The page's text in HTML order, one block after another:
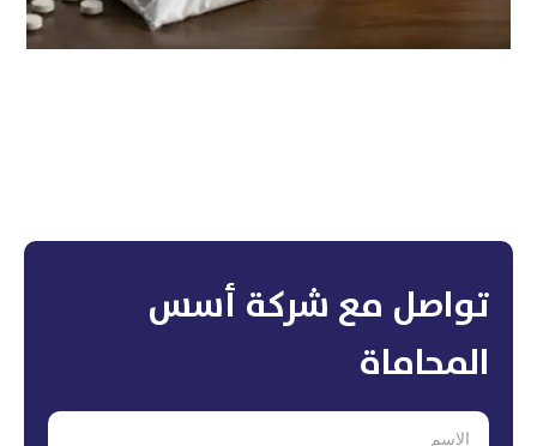
تواصل مع شركة أسس
المحاماة